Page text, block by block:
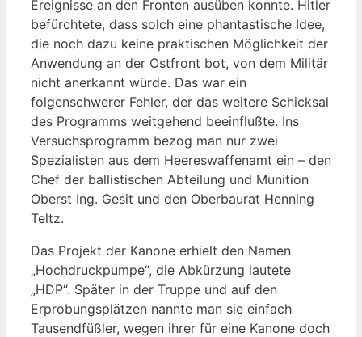
Ereignisse an den Fronten ausüben konnte. Hitler
befürchtete, dass solch eine phantastische Idee,
die noch dazu keine praktischen Möglichkeit der
Anwendung an der Ostfront bot, von dem Militär
nicht anerkannt würde. Das war ein
folgenschwerer Fehler, der das weitere Schicksal
des Programms weitgehend beeinflußte. Ins
Versuchsprogramm bezog man nur zwei
Spezialisten aus dem Heereswaffenamt ein – den
Chef der ballistischen Abteilung und Munition
Oberst Ing. Gesit und den Oberbaurat Henning
Teltz.
Das Projekt der Kanone erhielt den Namen
„Hochdruckpumpe“, die Abkürzung lautete
„HDP“. Später in der Truppe und auf den
Erprobungsplätzen nannte man sie einfach
Tausendfüßler, wegen ihrer für eine Kanone doch